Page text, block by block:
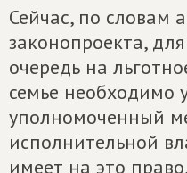
Сейчас, по словам
законопроекта,
очередь на
семье необходимо
уполномоченный
исполнительной
имеет на это